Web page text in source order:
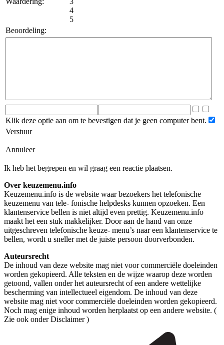
4
5
Beoordeling:
Klik deze optie aan om te bevestigen dat je geen computer bent.
Verstuur
Annuleer
Ik heb het begrepen en wil graag een reactie plaatsen.
Over keuzemenu.info
Keuzemenu.info is de website waar bezoekers het telefonische
keuzemenu van tele- fonische helpdesks kunnen opzoeken. Een
klantenservice bellen is niet altijd even prettig. Keuzemenu.info
maakt het een stuk makkelijker. Door aan de hand van onze
uitgeschreven telefonische keuze- menu’s naar een klantenservice te
bellen, wordt u sneller met de juiste persoon doorverbonden.
Auteursrecht
De inhoud van deze website mag niet voor commerciële doeleinden
worden gekopieerd. Alle teksten en de wijze waarop deze worden
getoond, vallen onder het auteursrecht of een andere wettelijke
bescherming van intellectueel eigendom. De inhoud van deze
website mag niet voor commerciële doeleinden worden gekopieerd.
Noch mag enige inhoud worden herplaatst op een andere website. (
Zie ook onder Disclaimer )